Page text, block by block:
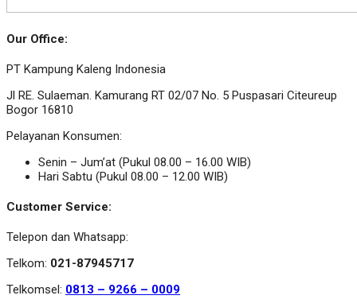
Our Office:
PT Kampung Kaleng Indonesia
Jl RE. Sulaeman. Kamurang RT 02/07 No. 5 Puspasari Citeureup
Bogor 16810
Pelayanan Konsumen:
Senin – Jum’at (Pukul 08.00 – 16.00 WIB)
Hari Sabtu (Pukul 08.00 – 12.00 WIB)
Customer Service:
Telepon dan Whatsapp:
Telkom: 021-87945717
Telkomsel: 0813 – 9266 – 0009